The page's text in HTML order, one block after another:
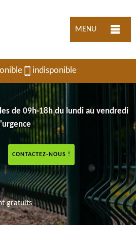
MENU
indisponible
de 09h-18h du lundi au vendredi
CONTACTEZ-NOUS !
gratuits